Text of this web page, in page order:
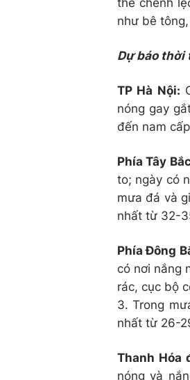
thể chênh
như bê
Dự báo thời
TP Hà Nội:
nóng gay
đến nam
Phía Tây
to; ngày có
mưa đá và
nhất từ 32-
Phía Đông
có nơi nắng
rác, cục bộ
3. Trong
nhất từ 26-
Thanh Hóa
nóng và